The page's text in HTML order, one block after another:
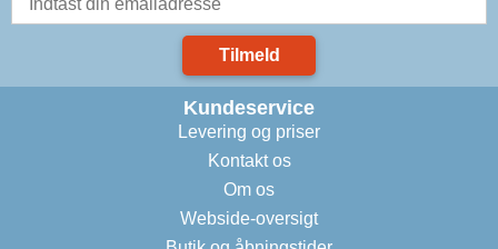
Tilmeld
Kundeservice
Levering og priser
Kontakt os
Om os
Webside-oversigt